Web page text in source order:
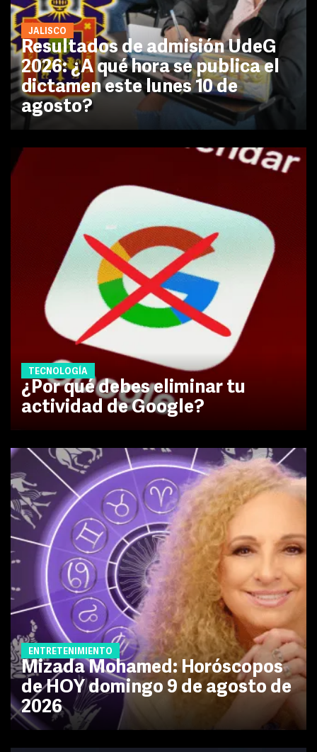
JALISCO
Resultados de admisión UdeG
2026: ¿A qué hora se publica el
dictamen este lunes 10 de
agosto?
TECNOLOGÍA
¿Por qué debes eliminar tu
actividad de Google?
ENTRETENIMIENTO
Mizada Mohamed: Horóscopos
de HOY domingo 9 de agosto de
2026